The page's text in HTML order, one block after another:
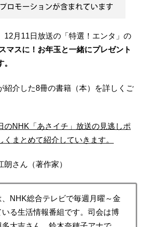
12月11日放送の「特選！エンタ」の
スマスに！お年玉と一緒にプレゼント
紹介した8冊の書籍（本）を詳しくご
のNHK「あさイチ」放送の見逃しポ
くまとめて紹介していきます。
さん（著作家）
、NHK総合テレビで毎週月曜～金
る生活情報番組です。司会は博